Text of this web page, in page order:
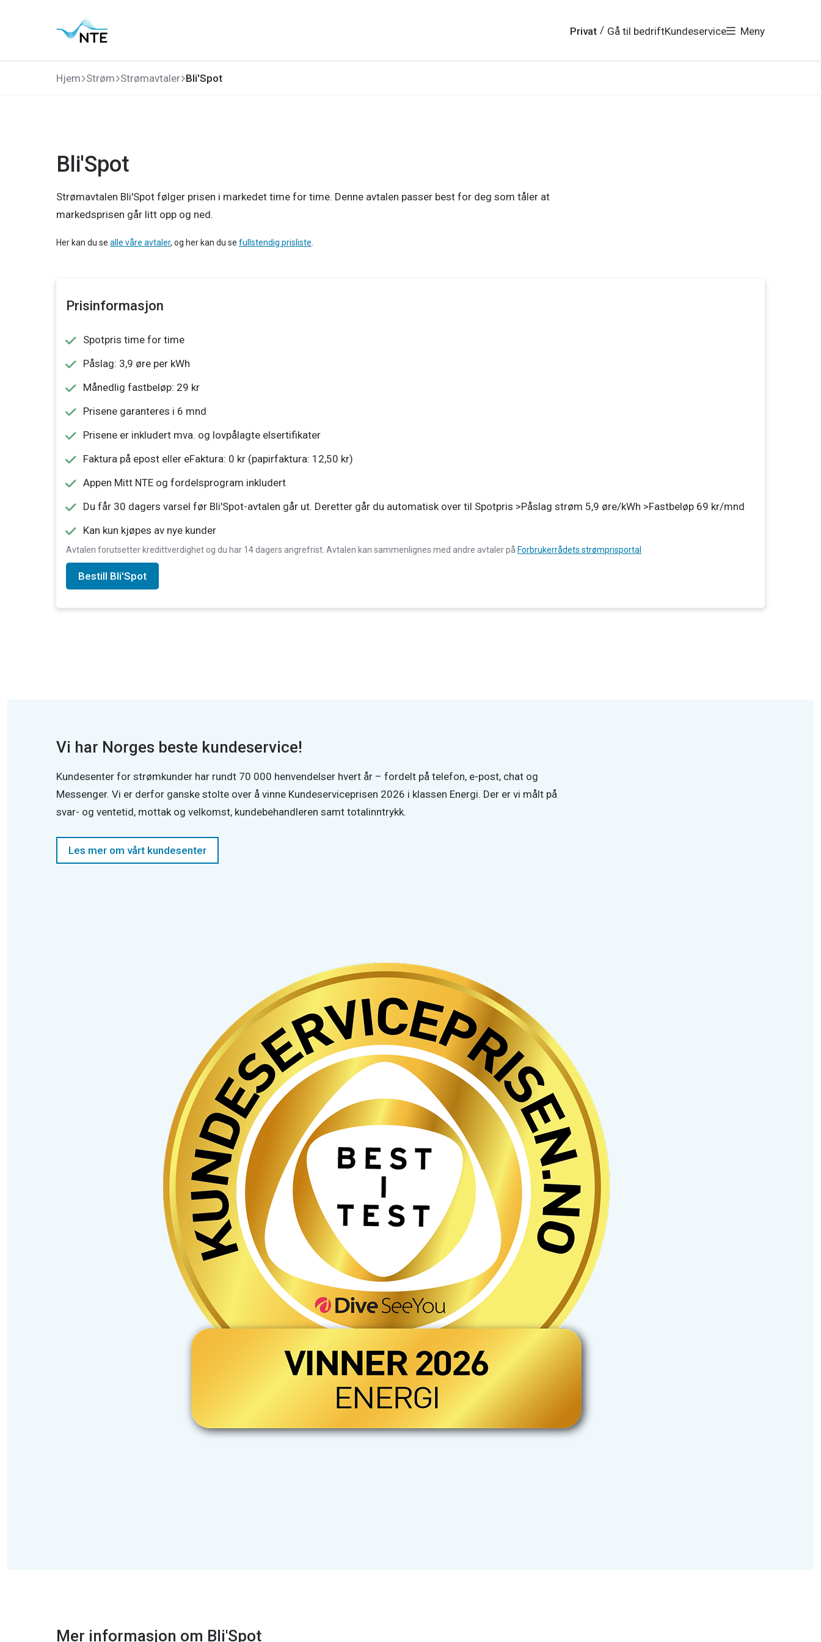
Privat / Gå til bedriftKundeservice Meny
Hjem Strøm Strømavtaler Bli'Spot
Bli'Spot
Strømavtalen Bli'Spot følger prisen i markedet time for time. Denne avtalen passer best for deg som tåler at
markedsprisen går litt opp og ned.
Her kan du se alle våre avtaler, og her kan du se fullstendig prisliste
Prisinformasjon
Spotpris time for time
Påslag: 3,9 øre per kWh
Månedlig fastbeløp: 29 kr
Prisene garanteres i 6 mnd
Prisene er inkludert mva. og lovpålagte elsertifikater
Faktura på epost eller eFaktura: 0 kr (papirfaktura: 12,50 kr)
Appen Mitt NTE og fordelsprogram inkludert
Du får 30 dagers varsel før Bli'Spot-avtalen går ut. Deretter går du automatisk over til Spotpris >Påslag strøm 5,9 øre/kWh >Fastbeløp 69 kr/mnd
Kan kun kjøpes av nye kunder
Avtalen forutsetter kredittverdighet og du har 14 dagers angrefrist. Avtalen kan sammenlignes med andre avtaler på Forbrukerrådets strømprisportal
Bestill Bli'Spot
Vi har Norges beste kundeservice!
Kundesenter for strømkunder har rundt 70 000 henvendelser hvert år – fordelt på telefon, e-post, chat og
Messenger. Vi er derfor ganske stolte over å vinne Kundeserviceprisen 2026 i klassen Energi. Der er vi målt på
svar- og ventetid, mottak og velkomst, kundebehandleren samt totalinntrykk.
Les mer om vårt kundesenter
Mer informasjon om Bli'Spot